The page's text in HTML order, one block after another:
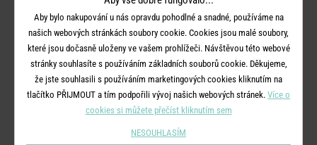
Žárovka: E27
Napětí:220 V
Stmívatelné:ne
Funkce časovače:ne
Stupeň krytí:IP20
Třída ochrany:
Aby bylo nakupování u nás opravdu pohodlné a snadné, používáme na
našich webových stránkách soubory cookie. Cookies jsou malé soubory,
které jsou dočasně uloženy ve vašem prohlížeči. Návštěvou této webové
stránky souhlasíte s používáním základních souborů cookie. Děkujeme,
že jste souhlasili s používáním marketingových cookies kliknutím na
tlačítko PŘIJMOUT a tím podpořili vývoj našich webových stránek. Více o
cookies si můžete přečíst kliknutím sem
NESOUHLASÍM